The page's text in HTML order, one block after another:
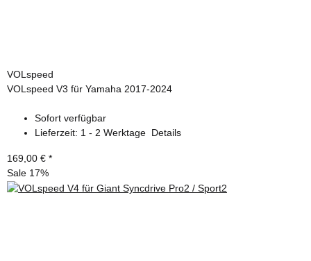
VOLspeed
VOLspeed V3 für Yamaha 2017-2024
Sofort verfügbar
Lieferzeit: 1 - 2 Werktage Details
169,00 € *
Sale 17%